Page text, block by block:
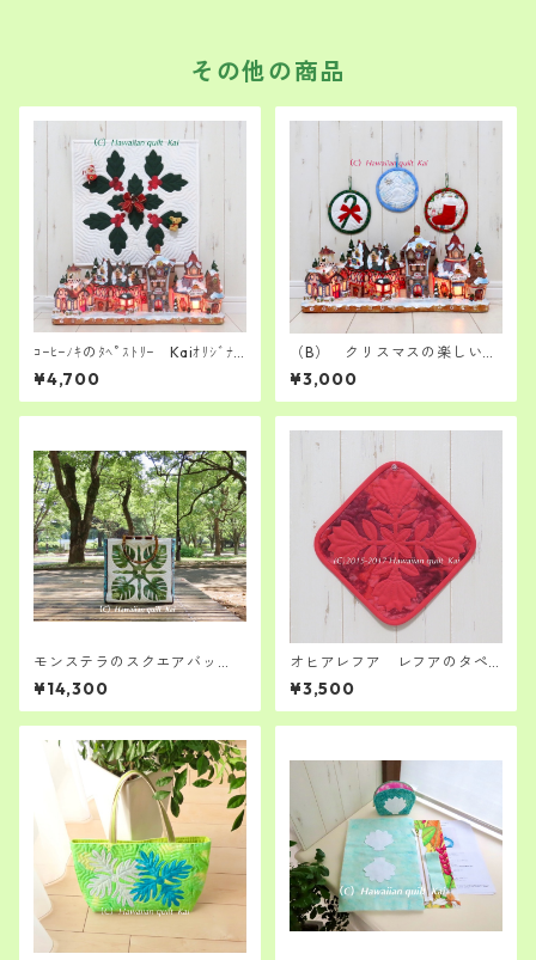
その他の商品
ｺｰﾋｰﾉｷのﾀﾍﾟｽﾄﾘｰ Kaiｵﾘｼﾞﾅ
ﾙ ﾊﾜｲｱﾝｷﾙﾄｷｯﾄ シンプルに飾
りたい ハワイアンキルト経
験者さんへ
¥4,700
（B） クリスマスの楽しい小
物達 ツリーwhite ソック
ス ステッキ 作り方説明書
＋型紙付き
¥3,000
モンステラのスクエアバッ
グ ハワイアンキルトキッ
ト 中級者さん向け
¥14,300
オヒアレフア レフアのタペ
ストリー ペンケース Kaiｵﾘ
ｼﾞﾅﾙﾊﾜｲｱﾝｷﾙﾄｷｯﾄ 中級者さ
ん向けです
¥3,500